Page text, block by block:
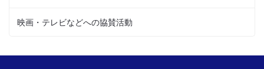
映画・テレビなどへの協賛活動